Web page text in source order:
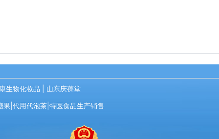
生物化妆品 山东庆葆堂
|代用代泡茶|特医食品生产销售